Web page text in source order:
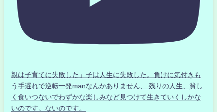
親は子育てに失敗した」子は人生に失敗した。負けに気付きも
う手遅れで逆転一発manなんかありません、 残りの人生、貧し
く食いつないでわずかな楽しみなど見つけて生きていくしかな
いのです。ないのです。